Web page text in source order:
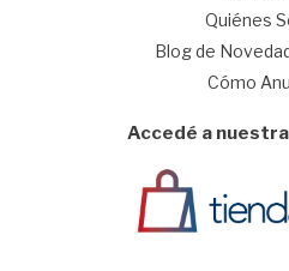
Quiénes
Blog de
Cómo
Accedé a